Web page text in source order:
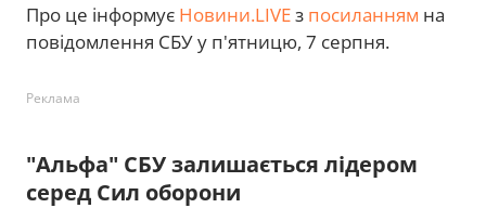
Про це інформує Новини.LIVEз посиланням на
повідомлення СБУ у п'ятницю, 7 серпня.
Реклама
"Альфа" СБУ залишається лідером
серед Сил оборони